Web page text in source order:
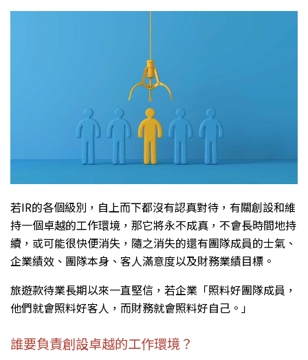
若IR的各個級別，自上而下都沒有認真對待，有關創設和維
持一個卓越的工作環境，那它將永不成真，不會長時間地持
續，或可能很快便消失，隨之消失的還有團隊成員的士氣、
企業績效、團隊本身、客人滿意度以及財務業績目標。
旅遊款待業長期以來一直堅信，若企業「照料好團隊成員，
他們就會照料好客人，而財務就會照料好自己。」
誰要負責創設卓越的工作環境？